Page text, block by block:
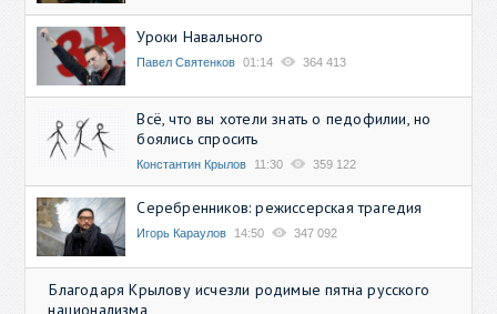
Уроки Навального
Павел Святенков 01:14 364 413
Всё, что вы хотели знать о педофилии, но
боялись спросить
Константин Крылов 11:30 359 122
Серебренников: режиссерская трагедия
Игорь Караулов 14:50 347 092
Благодаря Крылову исчезли родимые пятна русского
национализма